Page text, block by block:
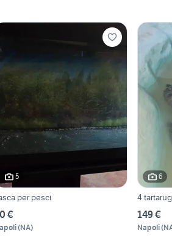
5
per pesci
€
(NA)
6
4
149 €
Napoli(